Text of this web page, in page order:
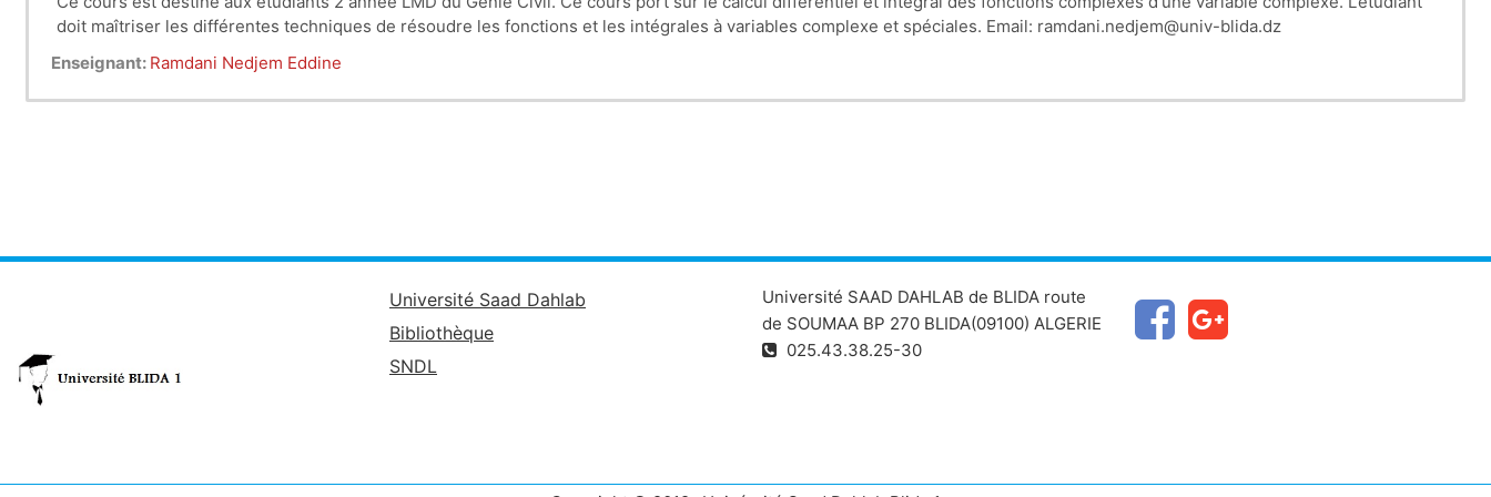
doit maîtriser les différentes techniques de résoudre les fonctions et les intégrales à variables complexe et spéciales. Email: ramdani.nedjem@univ-blida.dz
Enseignant: Ramdani Nedjem Eddine
Université Saad Dahlab
Bibliothèque
SNDL
Université SAAD DAHLAB de BLIDA route
de SOUMAA BP 270 BLIDA(09100) ALGERIE
025.43.38.25-30